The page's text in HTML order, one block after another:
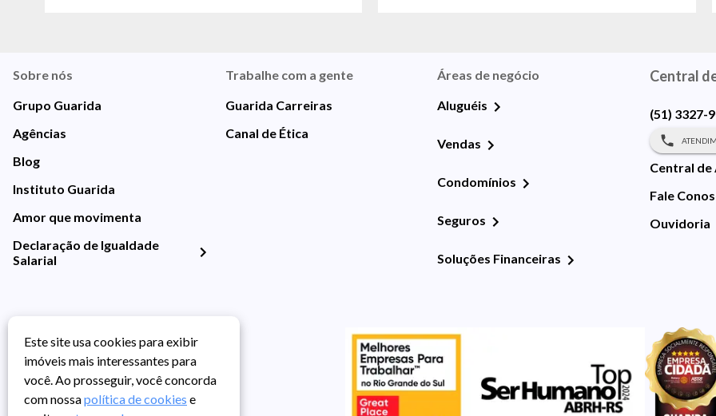
Sobre nós
Grupo Guarida
Agências
Blog
Instituto Guarida
Amor que movimenta
Declaração de Igualdade
Salarial
Trabalhe com a gente
Guarida Carreiras
Canal de Ética
Áreas de negócio
Aluguéis
Vendas
Condomínios
Seguros
Soluções Financeiras
Central
(51) 3327-
Central de
Fale
Ouvidoria
Este site usa cookies para exibir
imóveis mais interessantes para
você. Ao prosseguir, você concorda
com nossapolítica de cookies e